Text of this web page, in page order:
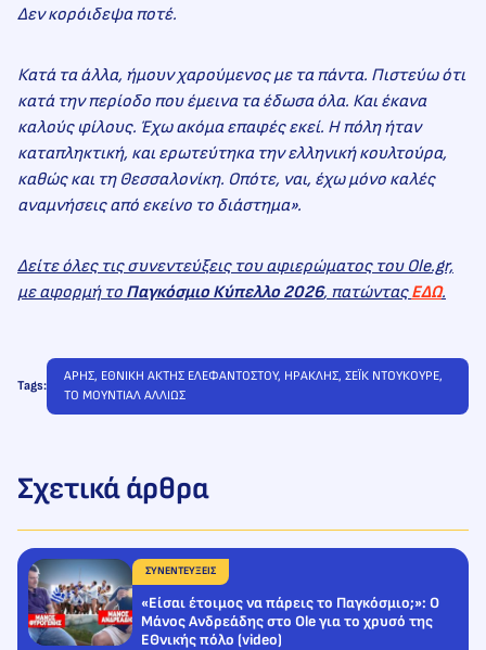
Δεν κορόιδεψα ποτέ.
Κατά τα άλλα, ήμουν χαρούμενος με τα πάντα. Πιστεύω ότι
κατά την περίοδο που έμεινα τα έδωσα όλα. Και έκανα
καλούς φίλους. Έχω ακόμα επαφές εκεί. Η πόλη ήταν
καταπληκτική, και ερωτεύτηκα την ελληνική κουλτούρα,
καθώς και τη Θεσσαλονίκη. Οπότε, ναι, έχω μόνο καλές
αναμνήσεις από εκείνο το διάστημα».
Δείτε όλες τις συνεντεύξεις του αφιερώματος του Ole.gr,
με αφορμή το Παγκόσμιο Κύπελλο 2026, πατώνταςΕΔΩ.
Tags:
ΑΡΗΣ, ΕΘΝΙΚΗ ΑΚΤΗΣ ΕΛΕΦΑΝΤΟΣΤΟΥ, ΗΡΑΚΛΗΣ, ΣΕΪΚ ΝΤΟΥΚΟΥΡΕ
ΤΟ ΜΟΥΝΤΙΑΛ ΑΛΛΙΩΣ
Σχετικά άρθρα
ΣΥΝΕΝΤΕΥΞΕΙΣ
«Είσαι έτοιμος να πάρεις το Παγκόσμιο;»: Ο
Μάνος Ανδρεάδης στο Ole για το χρυσό της
ΕΘνικής πόλο (video)